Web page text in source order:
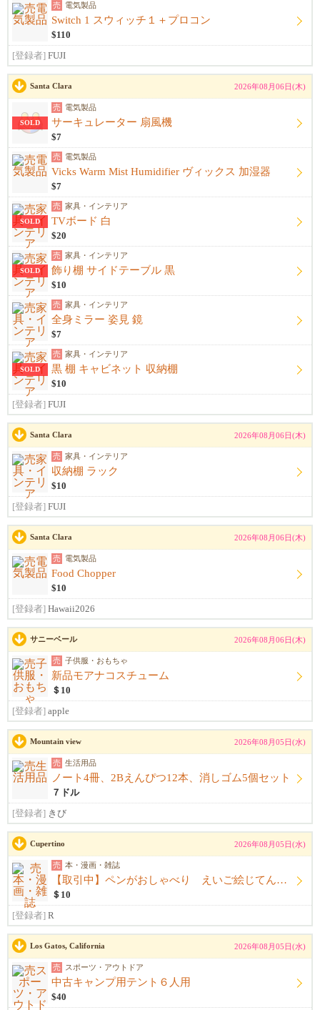
売 電気製品
Switch 1 スウィッチ１＋プロコン
$110
[登録者] FUJI
Santa Clara 2026年08月06日(木)
SOLD
売 電気製品
サーキュレーター 扇風機
$7
売 電気製品
Vicks Warm Mist Humidifier ヴィックス 加湿器
$7
SOLD
売 家具・インテリア
TVボード 白
$20
SOLD
売 家具・インテリア
飾り棚 サイドテーブル 黒
$10
売 家具・インテリア
全身ミラー 姿見 鏡
$7
SOLD
売 家具・インテリア
黒 棚 キャビネット 収納棚
$10
[登録者] FUJI
Santa Clara 2026年08月06日(木)
売 家具・インテリア
収納棚 ラック
$10
[登録者] FUJI
Santa Clara 2026年08月06日(木)
売 電気製品
Food Chopper
$10
[登録者] Hawaii2026
サニーベール 2026年08月06日(木)
売 子供服・おもちゃ
新品モアナコスチューム
＄10
[登録者] apple
Mountain view 2026年08月05日(水)
売 生活用品
ノート4冊、2Bえんぴつ12本、消しゴム5個セット
７ドル
[登録者] きび
Cupertino 2026年08月05日(水)
売 本・漫画・雑誌
【取引中】ペンがおしゃべり えいご絵じてん セット
＄10
[登録者] R
Los Gatos, California 2026年08月05日(水)
売 スポーツ・アウトドア
中古キャンプ用テント６人用
$40